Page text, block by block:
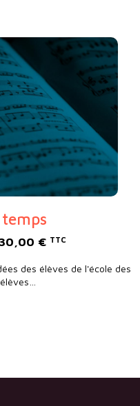
€ Plage de prix
TTC
des élèves de l'école des